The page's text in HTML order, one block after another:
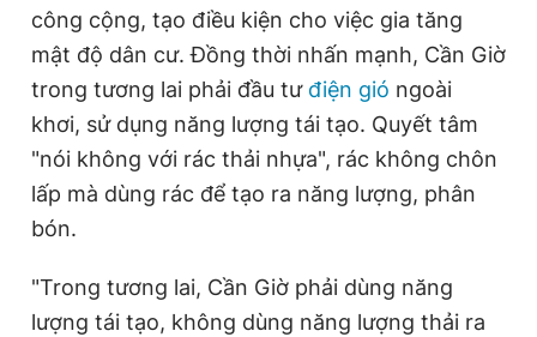
công cộng, tạo điều kiện cho việc gia tăng
mật độ dân cư. Đồng thời nhấn mạnh, Cần Giờ
trong tương lai phải đầu tư điện gió ngoài
khơi, sử dụng năng lượng tái tạo. Quyết tâm
"nói không với rác thải nhựa", rác không chôn
lấp mà dùng rác để tạo ra năng lượng, phân
bón.
"Trong tương lai, Cần Giờ phải dùng năng
lượng tái tạo, không dùng năng lượng thải ra